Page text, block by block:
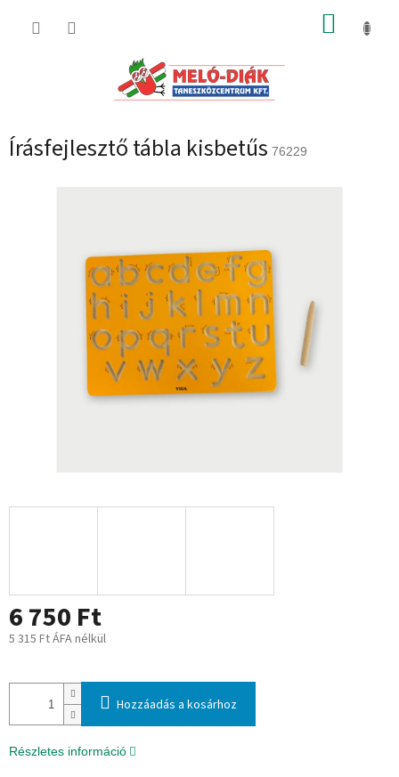
KOSÁR
Írásfejlesztő tábla kisbetűs 76229
6 750 Ft
5 315 Ft ÁFA nélkül
Hozzáadás a kosárhoz
Részletes információ